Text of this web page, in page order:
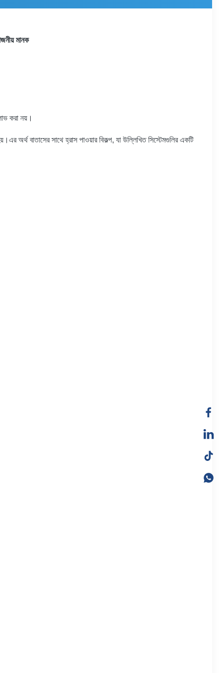
মানক
করা নয়।
অর্থ বাতাসের সাথে হ্রাস পাওয়ার বিকল্প, যা উল্লিখিত সিস্টেমগুলির একটি